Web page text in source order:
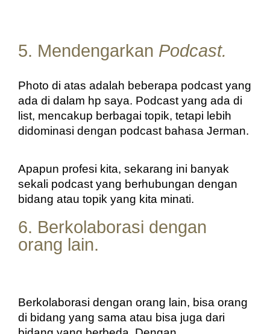
5. Mendengarkan Podcast.
Photo di atas adalah beberapa podcast yang
ada di dalam hp saya. Podcast yang ada di
list, mencakup berbagai topik, tetapi lebih
didominasi dengan podcast bahasa Jerman.
Apapun profesi kita, sekarang ini banyak
sekali podcast yang berhubungan dengan
bidang atau topik yang kita minati.
6. Berkolaborasi dengan
orang lain.
Berkolaborasi dengan orang lain, bisa orang
di bidang yang sama atau bisa juga dari